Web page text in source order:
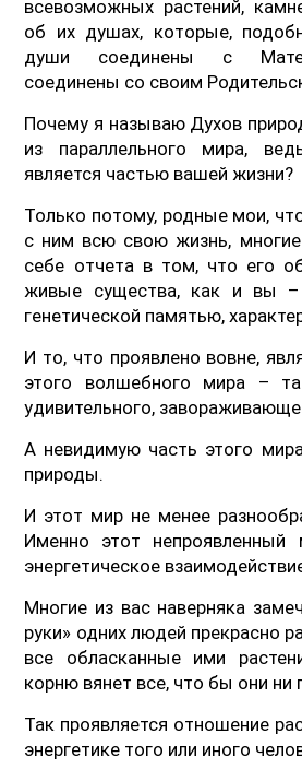
всевозможных растений,
об их душах, которые,
души соединены с
соединены со своим
Почему я называю Духов
из параллельного мира,
является частью вашей жизни?
Только потому, родные мои,
с ним всю свою жизнь,
себе отчета в том, что его
живые существа, как и вы
генетической памятью,
И то, что проявлено вовне,
этого волшебного мира –
удивительного,
А невидимую часть этого
природы.
И этот мир не менее
Именно этот
энергетическое
Многие из вас наверняка
руки» одних людей прекрасно
все обласканные ими
корню вянет все, что бы они ни
Так проявляется отношение
энергетике того или иного